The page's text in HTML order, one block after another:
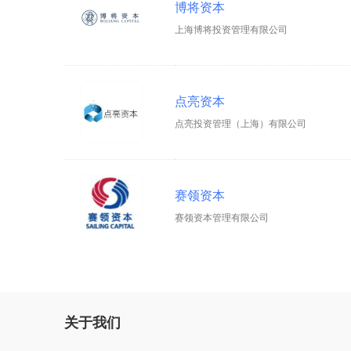
博将资本
上海博将投资管理有限公司
点亮资本
点亮投资管理（上海）有限公司
赛领资本
赛领资本管理有限公司
关于我们